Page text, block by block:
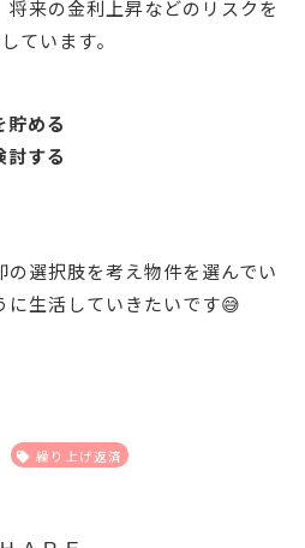
来の金利上昇などのリスクを
ています。
貯める
討する
選択肢を考え物件を選んでい
に生活していきたいです😅
繰り上げ返済